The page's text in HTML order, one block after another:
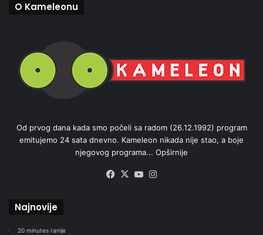
O Kameleonu
Od prvog dana kada smo počeli sa radom (26.12.1992) program
emitujemo 24 sata dnevno. Kameleon nikada nije stao, a boje
njegovog programa... Opširnije
Facebook
X YouTube
Najnovije
20 minutes ranije